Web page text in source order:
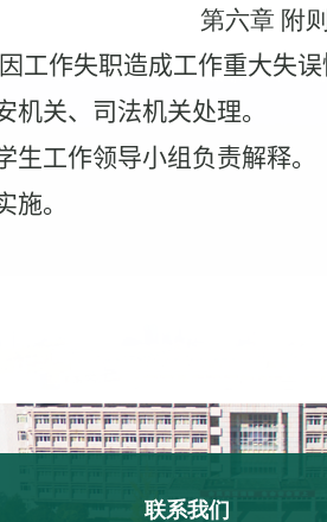
第六章 附则
工作失职造成工作重大失
关、司法机关处理。
生工作领导小组负责解释。
施。
联系我们